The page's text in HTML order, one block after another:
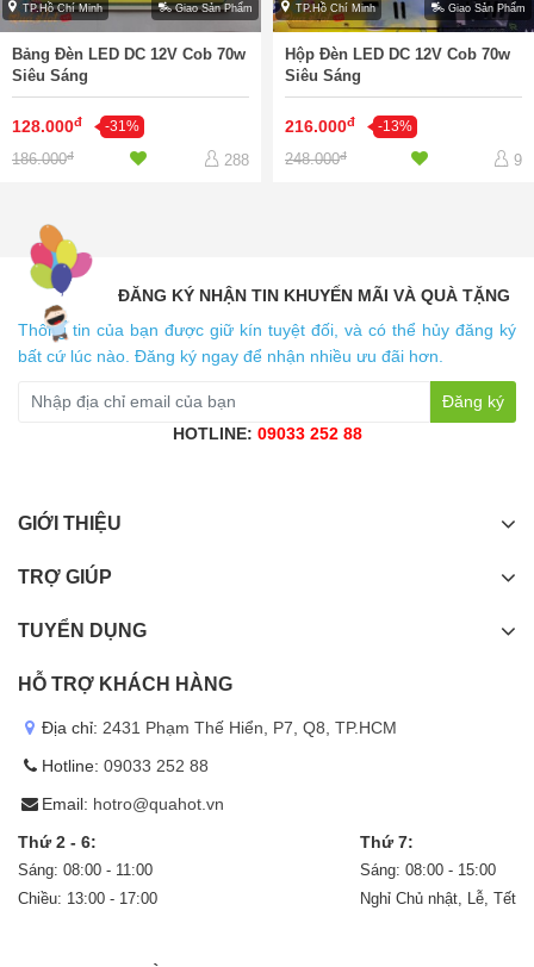
TP.Hồ Chí Minh Giao Sản Phẩm
Bảng Đèn LED DC 12V Cob 70w
Siêu Sáng
128.000đ -31%
186.000đ 288
TP.Hồ Chí Minh Giao Sản Phẩm
Hộp Đèn LED DC 12V Cob 70w
Siêu Sáng
216.000đ -13%
248.000đ 9
ĐĂNG KÝ NHẬN TIN KHUYẾN MÃI VÀ QUÀ TẶNG
Thông tin của bạn được giữ kín tuyệt đối, và có thể hủy đăng ký
bất cứ lúc nào. Đăng ký ngay để nhận nhiều ưu đãi hơn.
Đăng ký
HOTLINE: 09033 252 88
GIỚI THIỆU
TRỢ GIÚP
TUYỂN DỤNG
HỖ TRỢ KHÁCH HÀNG
Địa chỉ: 2431 Phạm Thế Hiển, P7, Q8, TP.HCM
Hotline: 09033 252 88
Email: hotro@quahot.vn
Thứ 2 - 6:
Sáng: 08:00 - 11:00
Chiều: 13:00 - 17:00
Thứ 7:
Sáng: 08:00 - 15:00
Nghỉ Chủ nhật, Lễ, Tết